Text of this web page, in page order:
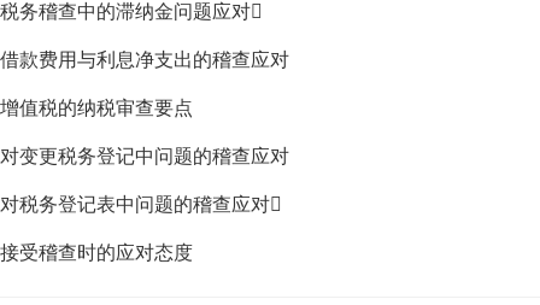
税务稽查中的滞纳金问题应对
借款费用与利息净支出的稽查应对
增值税的纳税审查要点
对变更税务登记中问题的稽查应对
对税务登记表中问题的稽查应对
接受稽查时的应对态度